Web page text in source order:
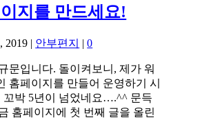
지를 만드세요!
2019 | 안부편지 |0
문입니다. 돌이켜보니, 제가 워
홈페이지를 만들어 운영하기 시
꼬박 5년이 넘었네요….^^ 문득
홈페이지에 첫 번째 글을 올린